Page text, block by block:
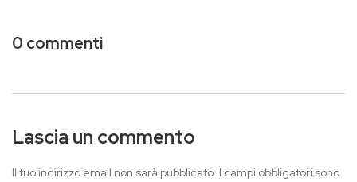
0 commenti
Lascia un commento
Il tuo indirizzo email non sarà pubblicato. I campi obbligatori sono